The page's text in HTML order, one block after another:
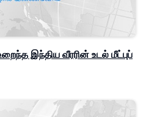
இந்திய வீரரின் உடல் மீட்புப்